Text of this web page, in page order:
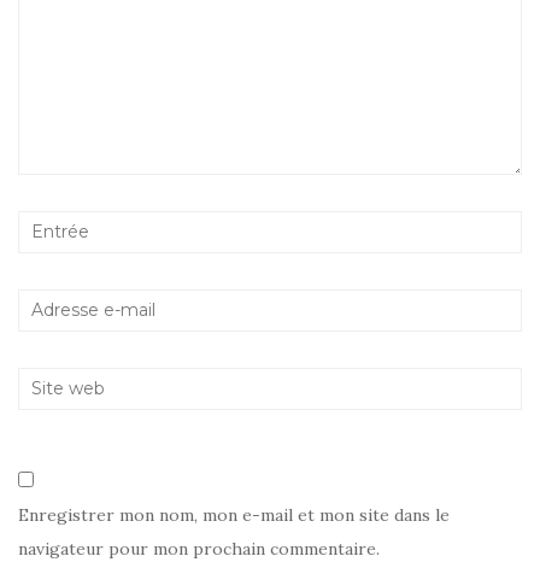
Enregistrer mon nom, mon e-mail et mon site dans le
navigateur pour mon prochain commentaire.